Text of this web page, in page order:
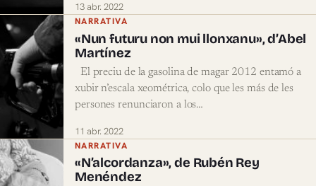
13 abr. 2022
NARRATIVA
«Nun futuru non mui llonxanu», d’Abel
Martínez
El preciu de la gasolina de magar 2012 entamó a
xubir n’escala xeométrica, colo que les más de les
persones renunciaron a los…
11 abr. 2022
NARRATIVA
«N’alcordanza», de Rubén Rey
Menéndez